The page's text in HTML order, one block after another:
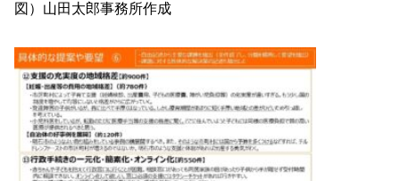
図）山田太郎事務所作成